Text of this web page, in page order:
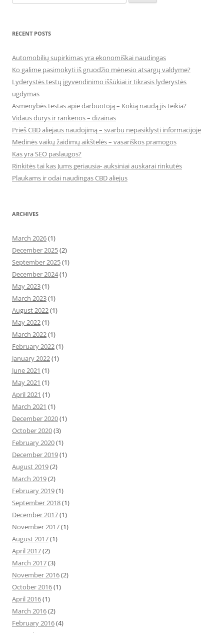
for:
RECENT POSTS
Automobilių supirkimas yra ekonomiškai naudingas
Ko galime pasimokyti iš gruodžio mėnesio atsargų valdyme?
Lyderystės testų įgyvendinimo iššūkiai ir tikrasis lyderystės
ugdymas
Asmenybės testas apie darbuotoją – Kokią naudą jis teikia?
Vidaus durys ir rankenos – dizainas
Prieš CBD aliejaus naudojimą – svarbu nepasiklysti informacijoje
Medinės vaikų žaidimų aikštelės – vasariškos pramogos
Kas yra SEO paslaugos?
Rinkitės tai kas Jums geriausia- auksiniai auskarai rinkutės
Plaukams ir odai naudingas CBD aliejus
ARCHIVES
March 2026(1)
December 2025(2)
September 2025(1)
December 2024(1)
May 2023(1)
March 2023(1)
August 2022(1)
May 2022(1)
March 2022(1)
February 2022(1)
January 2022(1)
June 2021 (1)
May 2021 (1)
April 2021 (1)
March 2021 (1)
December 2020(1)
October 2020(3)
February 2020(1)
December 2019(1)
August 2019(2)
March 2019(2)
February 2019(1)
September 2018(1)
December 2017(1)
November 2017(1)
August 2017(1)
April 2017(2)
March 2017(3)
November 2016(2)
October 2016(1)
April 2016(1)
March 2016(2)
February 2016(4)